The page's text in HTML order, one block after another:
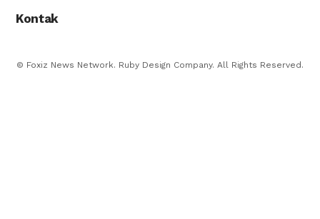
Kontak
© Foxiz News Network. Ruby Design Company. All Rights Reserved.